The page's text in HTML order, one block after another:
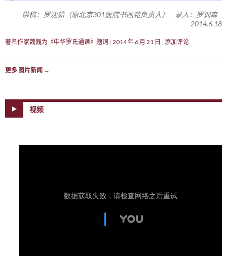
供稿：罗沈茹（原北京301医院书画苑负责人） 录入：罗训森
2014.6.18
著名作家魏巍为《中华罗氏通谱》题词 2014 年 6 月 21 日 添加评论
更多 图片新闻 →
视频